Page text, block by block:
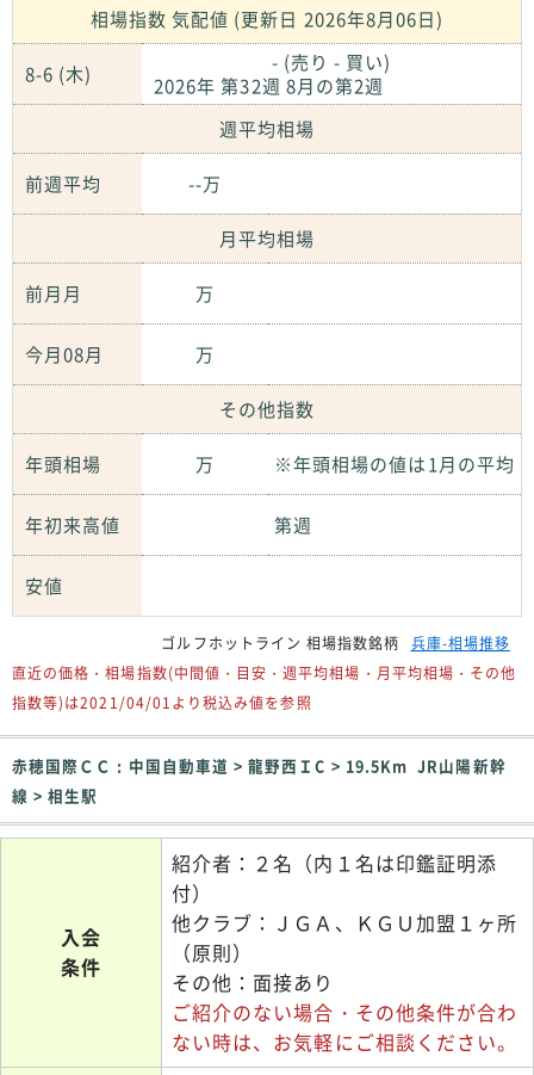
相場指数 気配値 (更新日 2026年8月06日)
8-6 (木)
- (売り - 買い)
2026年 第32週 8月の第2週
週平均相場
前週平均 --万
月平均相場
前月月 万
今月08月 万
その他指数
年頭相場 万 ※年頭相場の値は1月の平均
年初来高値 第週
安値
ゴルフホットライン 相場指数銘柄
兵庫-相場推移
直近の価格・相場指数(中間値・目安・週平均相場・月平均相場・その他
指数等)は2021/04/01より税込み値を参照
赤穂国際ＣＣ : 中国自動車道 > 龍野西ＩC > 19.5Km JR山陽新幹
線 > 相生駅
入会
条件
紹介者：２名（内１名は印鑑証明添
付）
他クラブ：ＪＧＡ、ＫＧＵ加盟１ヶ所
（原則）
その他：面接あり
ご紹介のない場合・その他条件が合わ
ない時は、お気軽にご相談ください。